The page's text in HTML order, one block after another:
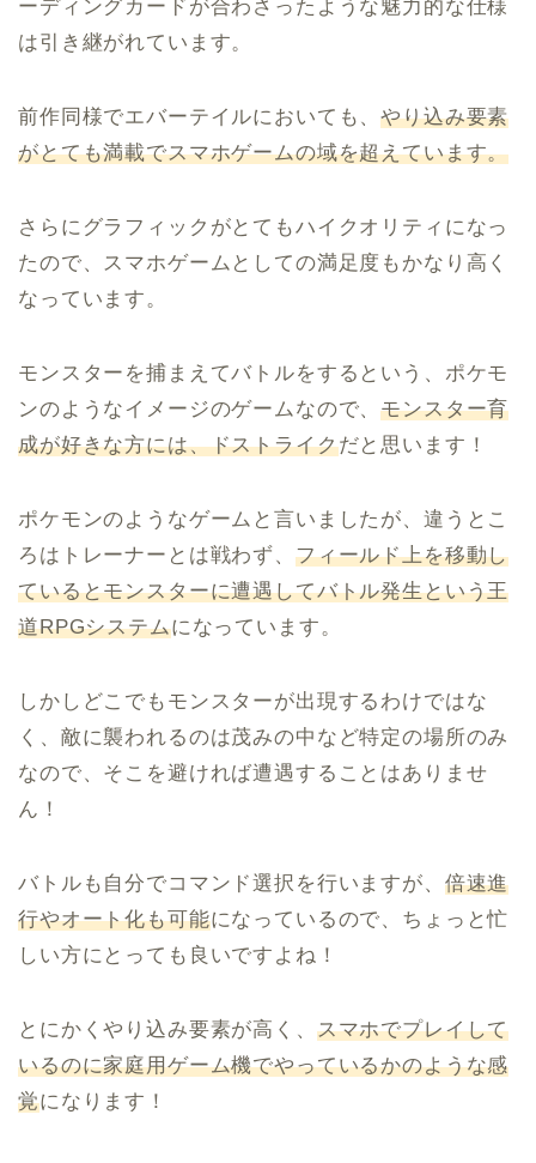
ーディングカードが合わさったような魅力的な仕様
は引き継がれています。
前作同様でエバーテイルにおいても、やり込み要素
がとても満載でスマホゲームの域を超えています。
さらにグラフィックがとてもハイクオリティになっ
たので、スマホゲームとしての満足度もかなり高く
なっています。
モンスターを捕まえてバトルをするという、ポケモ
ンのようなイメージのゲームなので、モンスター育
成が好きな方には、ドストライクだと思います！
ポケモンのようなゲームと言いましたが、違うとこ
ろはトレーナーとは戦わず、 フィールド上を移動し
ているとモンスターに遭遇してバトル発生という王
道RPGシステムになっています。
しかしどこでもモンスターが出現するわけではな
く、敵に襲われるのは茂みの中など特定の場所のみ
なので、そこを避ければ遭遇することはありませ
ん！
バトルも自分でコマンド選択を行いますが、 倍速進
行やオート化も可能になっているので、ちょっと忙
しい方にとっても良いですよね！
とにかくやり込み要素が高く、 スマホでプレイして
いるのに家庭用ゲーム機でやっているかのような感
覚になります！